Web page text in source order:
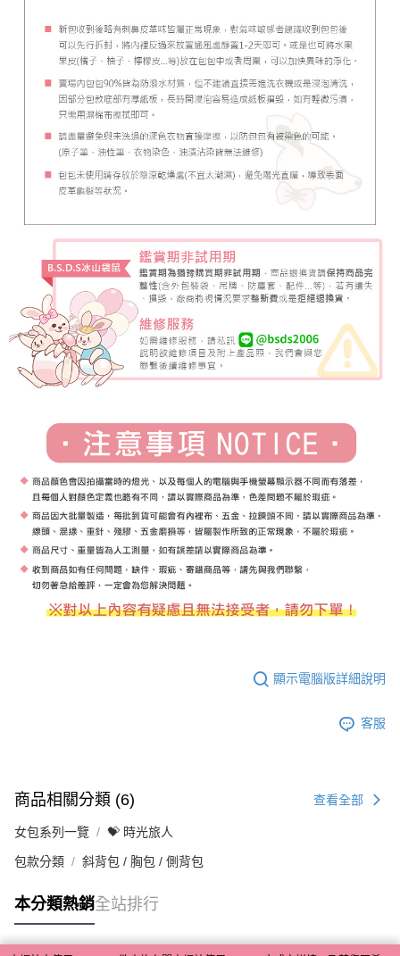
顯示電腦版詳細說明
客服
商品相關分類 (6) 查看全部
女包系列一覽 💝 時光旅人
包款分類 斜背包 / 胸包 / 側背包
本分類熱銷全站排行